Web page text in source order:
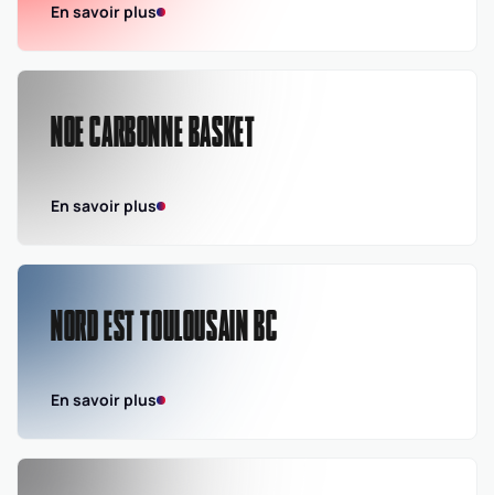
En savoir plus
NOE CARBONNE BASKET
En savoir plus
NORD EST TOULOUSAIN BC
En savoir plus